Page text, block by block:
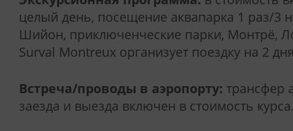
целый день, посещение аквапарка 1 раз/
Шийон, приключенческие парки, Монтрё,
Surval Montreux организует поездку на 2
Встреча/проводы в аэропорту: трансфер
заезда и выезда включен в стоимость курса.